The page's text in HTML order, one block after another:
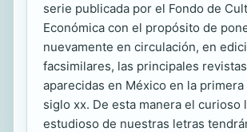
serie publicada por el Fondo de
Económica con el propósito de
nuevamente en circulación, en
facsimilares, las principales
aparecidas en México en la primera
siglo xx. De esta manera el curioso
estudioso de nuestras letras